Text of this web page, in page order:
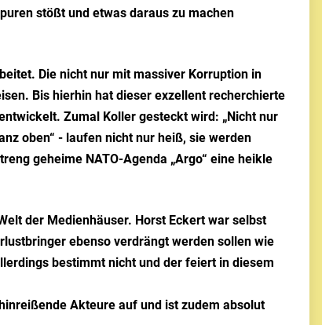
stößt und etwas daraus zu machen
Die nicht nur mit massiver Korruption in
Bis hierhin hat dieser exzellent recherchierte
Zumal Koller gesteckt wird: „Nicht nur
oben“ - laufen nicht nur heiß, sie werden
geheime NATO-Agenda „Argo“ eine heikle
der Medienhäuser. Horst Eckert war selbst
ebenso verdrängt werden sollen wie
bestimmt nicht und der feiert in diesem
Akteure auf und ist zudem absolut